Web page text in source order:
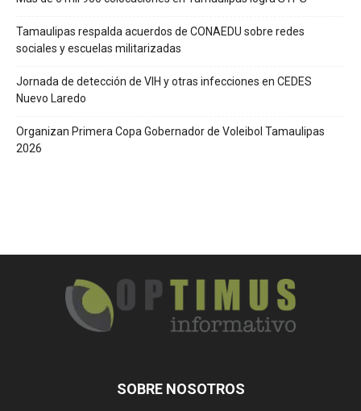
Tamaulipas respalda acuerdos de CONAEDU sobre redes
sociales y escuelas militarizadas
Jornada de detección de VIH y otras infecciones en CEDES
Nuevo Laredo
Organizan Primera Copa Gobernador de Voleibol Tamaulipas
2026
SOBRE NOSOTROS